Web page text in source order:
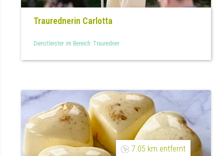
Traurednerin Carlotta
Dienstleister im Bereich: Trauredner
7.05 km entfernt